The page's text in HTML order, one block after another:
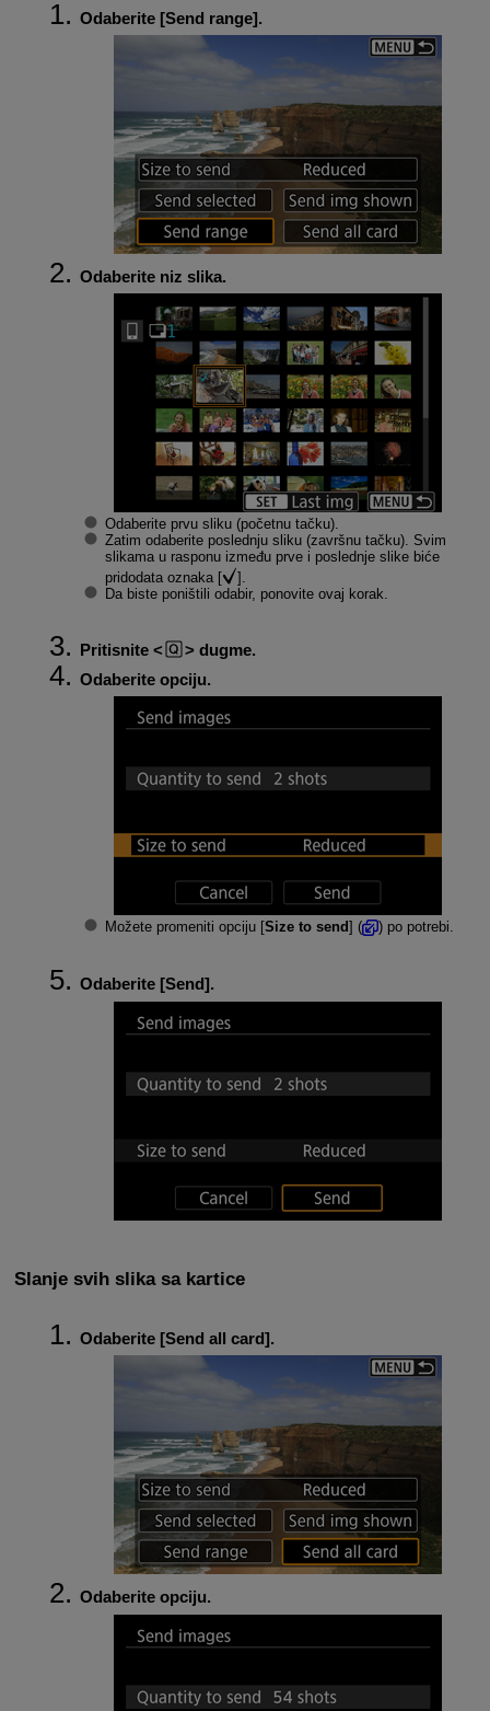
Odaberite [Send range].
Odaberite niz slika.
Odaberite prvu sliku (početnu tačku).
Zatim odaberite poslednju sliku (završnu tačku). Svim
slikama u rasponu između prve i poslednje slike biće
pridodata oznaka [
].
Da biste poništili odabir, ponovite ovaj korak.
Pritisnite
dugme.
Odaberite opciju.
Možete promeniti opciju [Size to send] ( ) po potrebi.
Odaberite [Send].
Slanje svih slika sa kartice
Odaberite [Send all card].
Odaberite opciju.